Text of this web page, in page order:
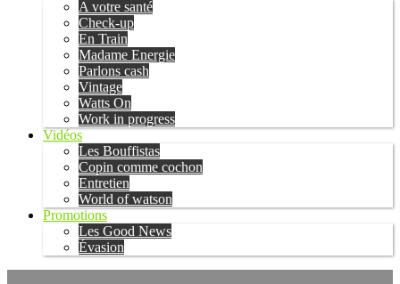
A votre santé
Check-up
En Train
Madame Energie
Parlons cash
Vintage
Watts On
Work in progress
Vidéos
Les Bouffistas
Copin comme cochon
Entretien
World of watson
Promotions
Les Good News
Évasion